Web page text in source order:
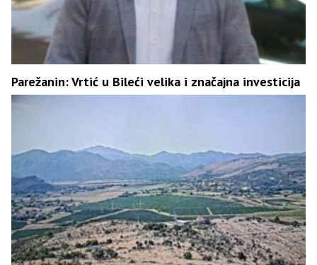
Parežanin: Vrtić u Bileći velika i značajna investicija